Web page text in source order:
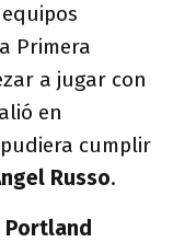
Primera
a jugar con
en
cumplir
Russo.
Portland